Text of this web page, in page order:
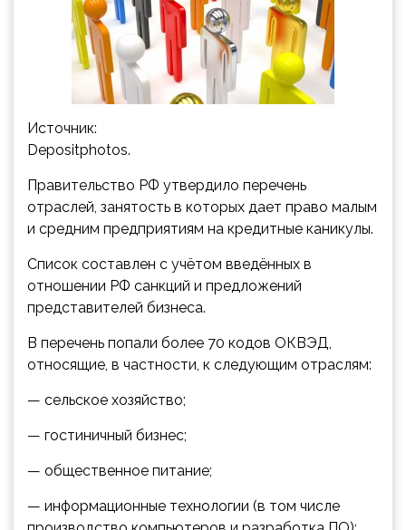
Источник:
Depositphotos.
Правительство РФ утвердило перечень
отраслей, занятость в которых дает право малым
и средним предприятиям на кредитные каникулы.
Список составлен с учётом введённых в
отношении РФ санкций и предложений
представителей бизнеса.
В перечень попали более 70 кодов ОКВЭД,
относящие, в частности, к следующим отраслям:
— сельское хозяйство;
— гостиничный бизнес;
— общественное питание;
— информационные технологии (в том числе